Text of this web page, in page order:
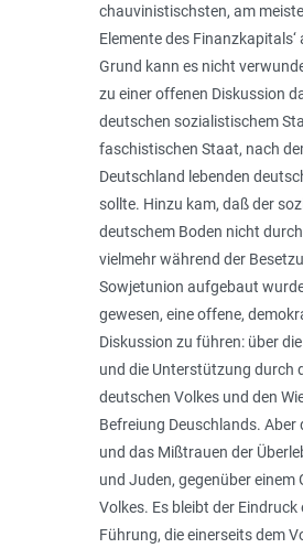
chauvinistischsten, am
Elemente des
Grund kann es nicht
zu einer offenen Diskussion
deutschen sozialistischem
faschistischen Staat, nach
Deutschland lebenden
sollte. Hinzu kam, daß der
deutschem Boden nicht
vielmehr während der
Sowjetunion aufgebaut
gewesen, eine offene,
Diskussion zu führen: über
und die Unterstützung durch
deutschen Volkes und den
Befreiung Deuschlands. Aber
und das Mißtrauen der
und Juden, gegenüber einem
Volkes. Es bleibt der Eindruck
Führung, die einerseits dem